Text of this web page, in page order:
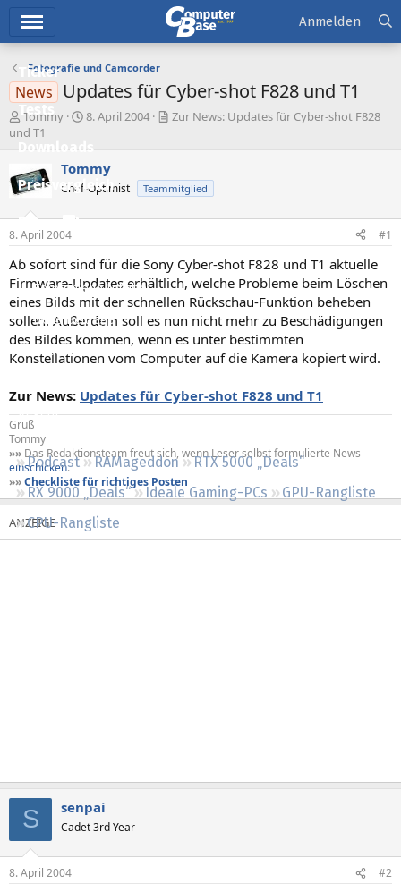
Ticker
Tests
Downloads
Preisvergleich
Forum
Aktuelles
Empfohlene Inhalte
Neue Beiträge
Neueste Aktivitäten
Regeln
Podcast RAMageddon
RTX 5000 „Deals“
RX 9000 „Deals“
Ideale Gaming-PCs
GPU-Rangliste
CPU-Rangliste
Anmelden
Fotografie und Camcorder
News Updates für Cyber-shot F828 und T1
E
r
s
e
l
e
r
Tommy
E
s
t
a
m
8. April 2004
Zur News: Updates für Cyber-shot F828
und T1
Tommy
Chef-Optimist Teammitglied
8. April 2004 #1
Ab sofort sind für die Sony Cyber-shot F828 und T1 aktuelle
Firmware-Updates erhältlich, welche Probleme beim Löschen
eines Bilds mit der schnellen Rückschau-Funktion beheben
sollen. Außerdem soll es nun nicht mehr zu Beschädigungen
des Bildes kommen, wenn es unter bestimmten
Konstellationen vom Computer auf die Kamera kopiert wird.
Zur News: Updates für Cyber-shot F828 und T1
Gruß
Tommy
»» Das Redaktionsteam freut sich, wenn Leser selbst formulierte News
einschicken.
»»Checkliste für richtiges Posten
S senpai
Cadet 3rd Year
8. April 2004 #2